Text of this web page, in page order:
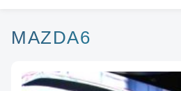
MAZDA6